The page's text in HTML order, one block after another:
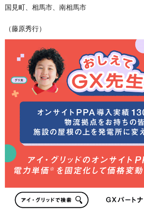
国見町、相馬市、南相馬市
（藤原秀行）